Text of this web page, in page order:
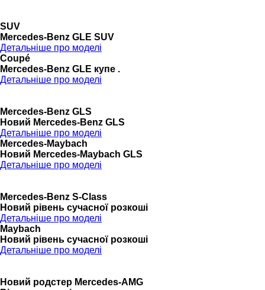
SUV
Mercedes-Benz GLE SUV
Детальніше про моделі
Coupé
Mercedes-Benz GLE купе .
Детальніше про моделі
Mercedes-Benz GLS
Новий Mercedes-Benz GLS
Детальніше про моделі
Mercedes-Maybach
Новий Mercedes-Maybach GLS
Детальніше про моделі
Mercedes-Benz S-Class
Новий рівень сучасної розкоші
Детальніше про моделі
Maybach
Новий рівень сучасної розкоші
Детальніше про моделі
Новий родстер Mercedes-AMG